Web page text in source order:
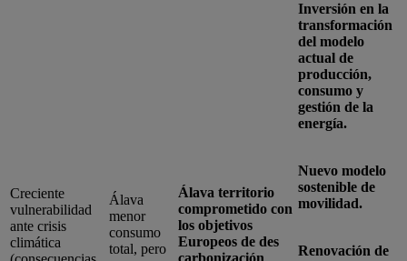
Creciente
vulnerabilidad
ante crisis
climática
Álava
menor
consumo
total, pero
Álava territorio
comprometido con
los objetivos
Europeos de des
carbonización
Inversión en la
transformación
del modelo
actual de
producción,
consumo y
gestión de la
energía.
Nuevo modelo
sostenible de
movilidad.
Renovación de